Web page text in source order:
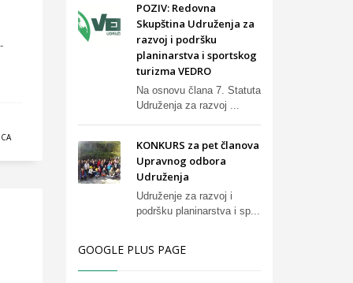
POZIV: Redovna
Skupština Udruženja za
razvoj i podršku
planinarstva i sportskog
turizma VEDRO
Na osnovu člana 7. Statuta
Udruženja za razvoj ...
KONKURS za pet članova
Upravnog odbora
Udruženja
Udruženje za razvoj i
podršku planinarstva i sp...
GOOGLE PLUS PAGE